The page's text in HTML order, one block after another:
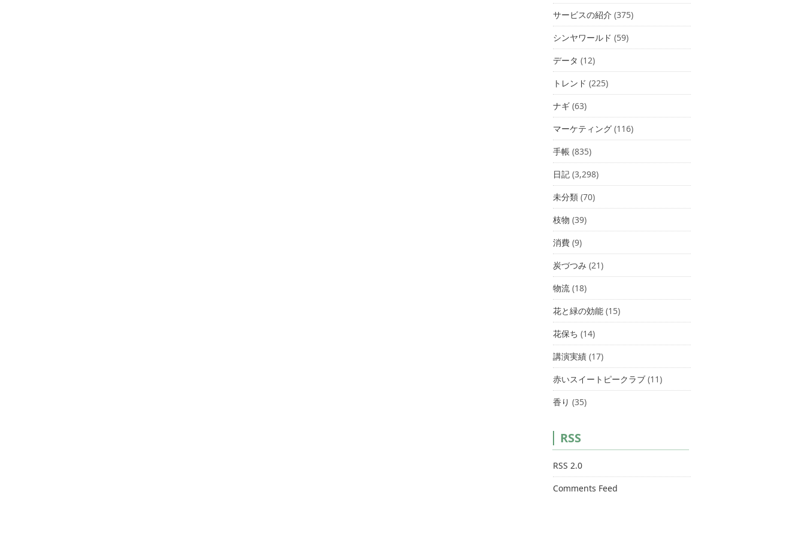
サービスの紹介 (375)
シンヤワールド (59)
データ (12)
トレンド (225)
ナギ (63)
マーケティング (116)
手帳 (835)
日記 (3,298)
未分類 (70)
枝物 (39)
消費 (9)
炭づつみ (21)
物流 (18)
花と緑の効能 (15)
花保ち (14)
講演実績 (17)
赤いスイートピークラブ (11)
香り (35)
RSS
RSS 2.0
Comments Feed